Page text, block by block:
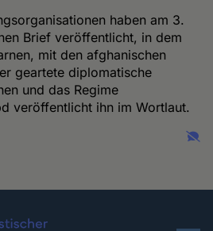
haben am 3.
Brief veröffentlicht, in dem
mit den afghanischen
geartete diplomatische
und das Regime
veröffentlicht ihn im Wortlaut.